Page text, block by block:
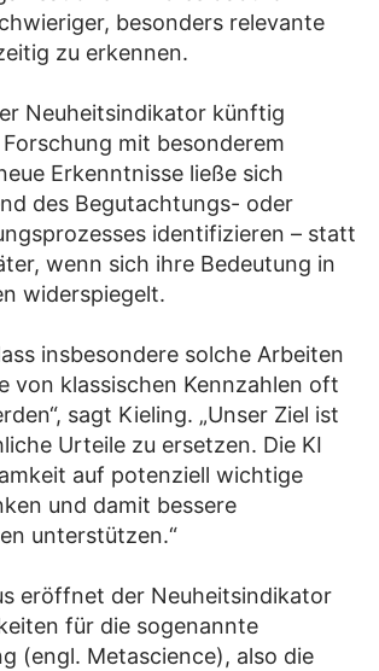
besonders relevante
zu erkennen.
Neuheitsindikator künftig
mit besonderem
Erkenntnisse ließe sich
des Begutachtungs- oder
identifizieren – statt
wenn sich ihre Bedeutung in
widerspiegelt.
insbesondere solche Arbeiten
von klassischen Kennzahlen oft
sagt Kieling. „Unser Ziel ist
Urteile zu ersetzen. Die KI
auf potenziell wichtige
und damit bessere
unterstützen.“
eröffnet der Neuheitsindikator
für die sogenannte
(engl. Metascience), also die